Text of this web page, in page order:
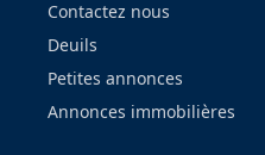
Contactez nous
Deuils
Petites annonces
Annonces immobilières